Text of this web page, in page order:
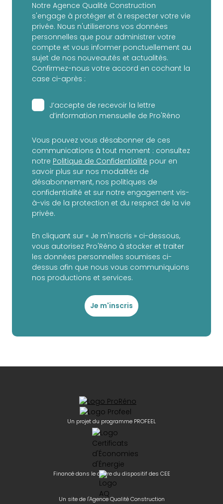
Notre Agence Qualité Construction
s'engage à protéger et à respecter votre vie
privée. Nous n'utiliserons vos données
personnelles que pour administrer votre
compte et vous informer ponctuellement au
sujet de nos nouveautés et actualités.
Confirmez-nous votre accord en cochant la
case ci-après :
J’accepte de recevoir la lettre
d’information mensuelle de Pro'Réno
Vous pouvez vous désabonner de ces
communications à tout moment : consultez
notre Politique de Confidentialité pour en
savoir plus sur nos modalités de
désabonnement, nos politiques de
confidentialité et sur notre engagement vis-
à-vis de la protection et du respect de la vie
privée.
En cliquant sur « Je m'inscris » ci-dessous,
vous autorisez Pro'Réno à stocker et traiter
les données personnelles soumises ci-
dessus afin que nous vous communiquions
nos productions et services.
Je m'inscris
Un projet du programme PROFEEL
Financé dans le cadre du dispositif des CEE
Un site de l'Agence Qualité Construction